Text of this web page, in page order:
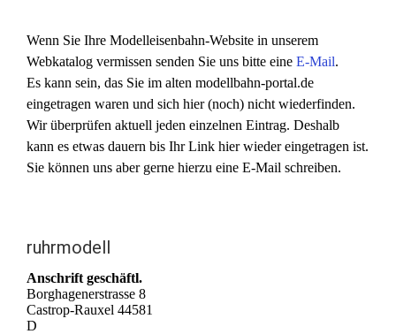
Wenn Sie Ihre Modelleisenbahn-Website in unserem
Webkatalog vermissen senden Sie uns bitte eine E-Mail.
Es kann sein, das Sie im alten modellbahn-portal.de
eingetragen waren und sich hier (noch) nicht wiederfinden.
Wir überprüfen aktuell jeden einzelnen Eintrag. Deshalb
kann es etwas dauern bis Ihr Link hier wieder eingetragen ist.
Sie können uns aber gerne hierzu eine E-Mail schreiben.
ruhrmodell
Anschrift geschäftl.
Borghagenerstrasse 8
Castrop-Rauxel 44581
D